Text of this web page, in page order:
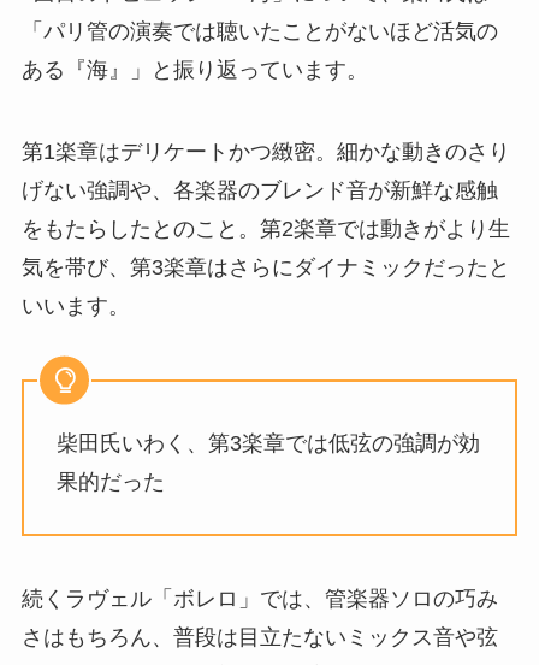
「パリ管の演奏では聴いたことがないほど活気の
ある『海』」と振り返っています。
第1楽章はデリケートかつ緻密。細かな動きのさり
げない強調や、各楽器のブレンド音が新鮮な感触
をもたらしたとのこと。第2楽章では動きがより生
気を帯び、第3楽章はさらにダイナミックだったと
いいます。
柴田氏いわく、第3楽章では低弦の強調が効
果的だった
続くラヴェル「ボレロ」では、管楽器ソロの巧み
さはもちろん、普段は目立たないミックス音や弦